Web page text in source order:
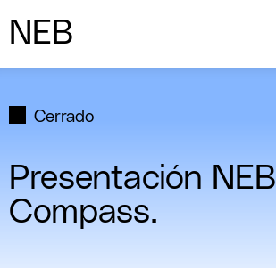
N ew
European
B
Cerrado
Presentación NEB
Compass.